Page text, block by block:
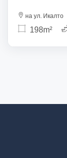
на ул. Икалто
198m²